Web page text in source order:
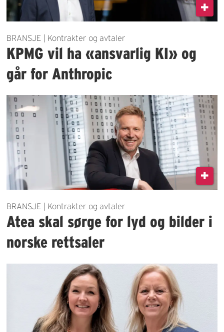
BRANSJE | Kontrakter og avtaler
KPMG vil ha «ansvarlig KI» og
går for Anthropic
BRANSJE | Kontrakter og avtaler
Atea skal sørge for lyd og bilder i
norske rettsaler